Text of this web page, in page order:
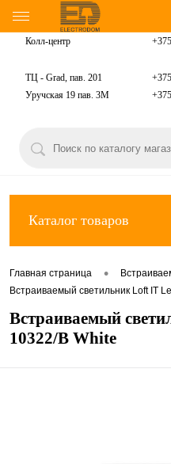
Колл-центр
ТЦ - Grad, пав. 201
Уручская 19 пав. 3М
Каталог товаров
Главная страница •
Встраиваемый светильник Loft IT
Встраиваемый
10322/B White